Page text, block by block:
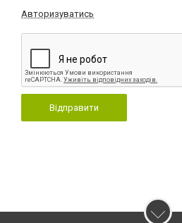
Авторизуватись
Відправити